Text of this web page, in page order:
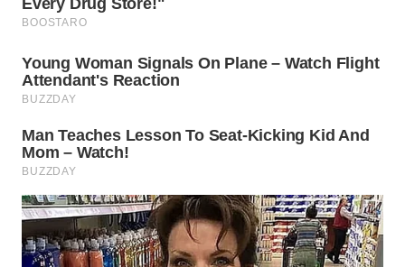
WN
KALSEL
WN
KALTIM
WN
SULSEL
WN
GORONTALO